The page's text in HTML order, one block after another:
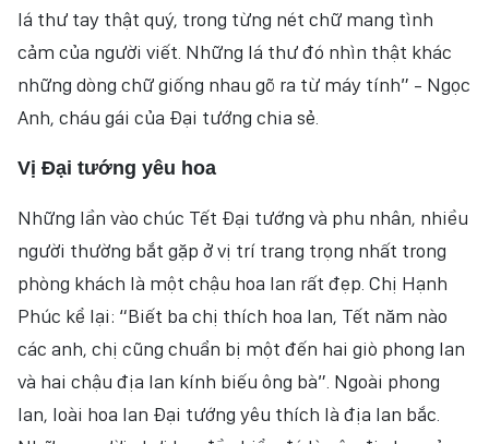
lá thư tay thật quý, trong từng nét chữ mang tình
cảm của người viết. Những lá thư đó nhìn thật khác
những dòng chữ giống nhau gõ ra từ máy tính” - Ngọc
Anh, cháu gái của Đại tướng chia sẻ.
Vị Ðại tướng yêu hoa
Những lần vào chúc Tết Đại tướng và phu nhân, nhiều
người thường bắt gặp ở vị trí trang trọng nhất trong
phòng khách là một chậu hoa lan rất đẹp. Chị Hạnh
Phúc kể lại: “Biết ba chị thích hoa lan, Tết năm nào
các anh, chị cũng chuẩn bị một đến hai giò phong lan
và hai chậu địa lan kính biếu ông bà”. Ngoài phong
lan, loài hoa lan Đại tướng yêu thích là địa lan bắc.